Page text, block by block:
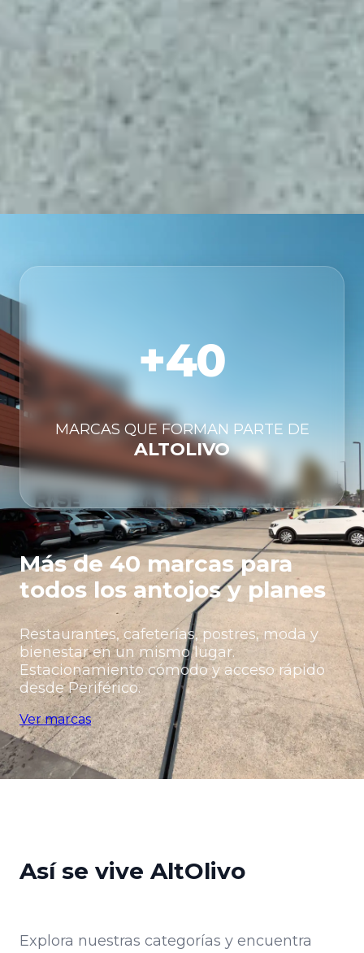
+40
MARCAS QUE FORMAN PARTE DE
ALTOLIVO
Más de 40 marcas para
todos los antojos y planes
Restaurantes, cafeterías, postres, moda y
bienestar en un mismo lugar.
Estacionamiento cómodo y acceso rápido
desde Periférico.
Ver marcas
Así se vive AltOlivo
Explora nuestras categorías y encuentra